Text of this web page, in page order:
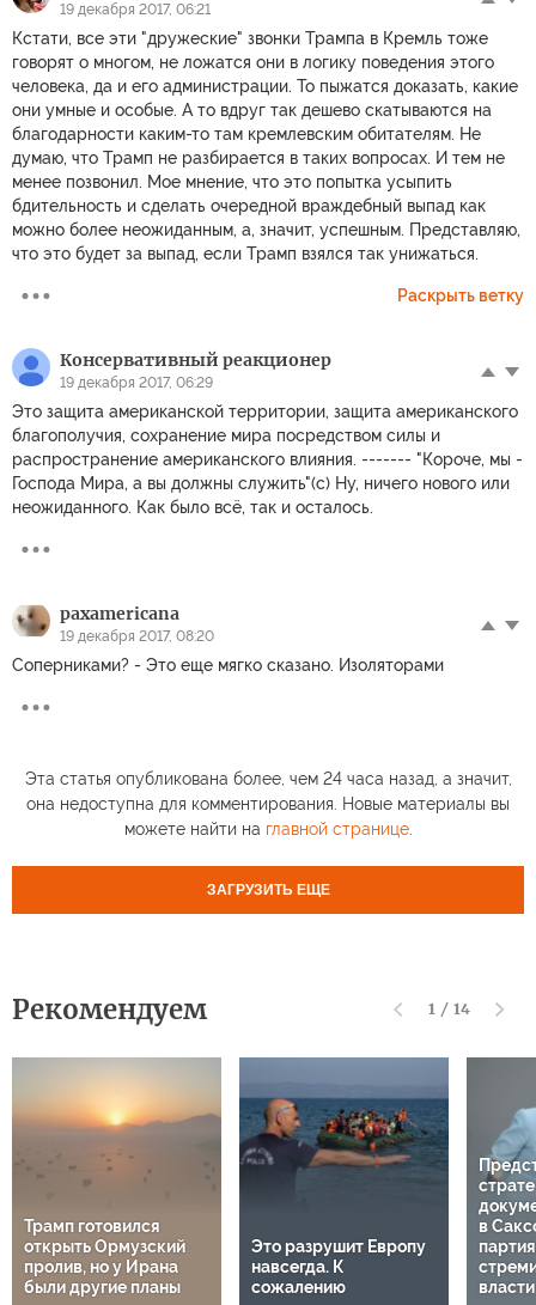
19 декабря 2017, 06:21
Кстати, все эти "дружеские" звонки Трампа в Кремль тоже
говорят о многом, не ложатся они в логику поведения этого
человека, да и его администрации. То пыжатся доказать, какие
они умные и особые. А то вдруг так дешево скатываются на
благодарности каким-то там кремлевским обитателям. Не
думаю, что Трамп не разбирается в таких вопросах. И тем не
менее позвонил. Мое мнение, что это попытка усыпить
бдительность и сделать очередной враждебный выпад как
можно более неожиданным, а, значит, успешным. Представляю,
что это будет за выпад, если Трамп взялся так унижаться.
Раскрыть ветку
Консервативный реакционер
19 декабря 2017, 06:29
Это защита американской территории, защита американского
благополучия, сохранение мира посредством силы и
распространение американского влияния. ------- "Короче, мы -
Господа Мира, а вы должны служить"(с) Ну, ничего нового или
неожиданного. Как было всё, так и осталось.
paxamericana
19 декабря 2017, 08:20
Соперниками? - Это еще мягко сказано. Изоляторами
Эта статья опубликована более, чем 24 часа назад, а значит,
она недоступна для комментирования. Новые материалы вы
можете найти на главной странице.
ЗАГРУЗИТЬ ЕЩЕ
Рекомендуем 1 / 14
Трамп готовился
открыть Ормузский
пролив, но у Ирана
были другие планы
Это разрушит Европу
навсегда. К
сожалению
в